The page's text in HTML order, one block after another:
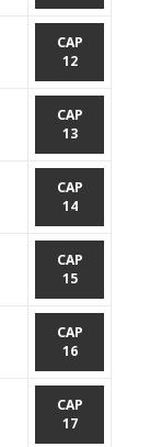
CAP
12
CAP
13
CAP
14
CAP
15
CAP
16
CAP
17